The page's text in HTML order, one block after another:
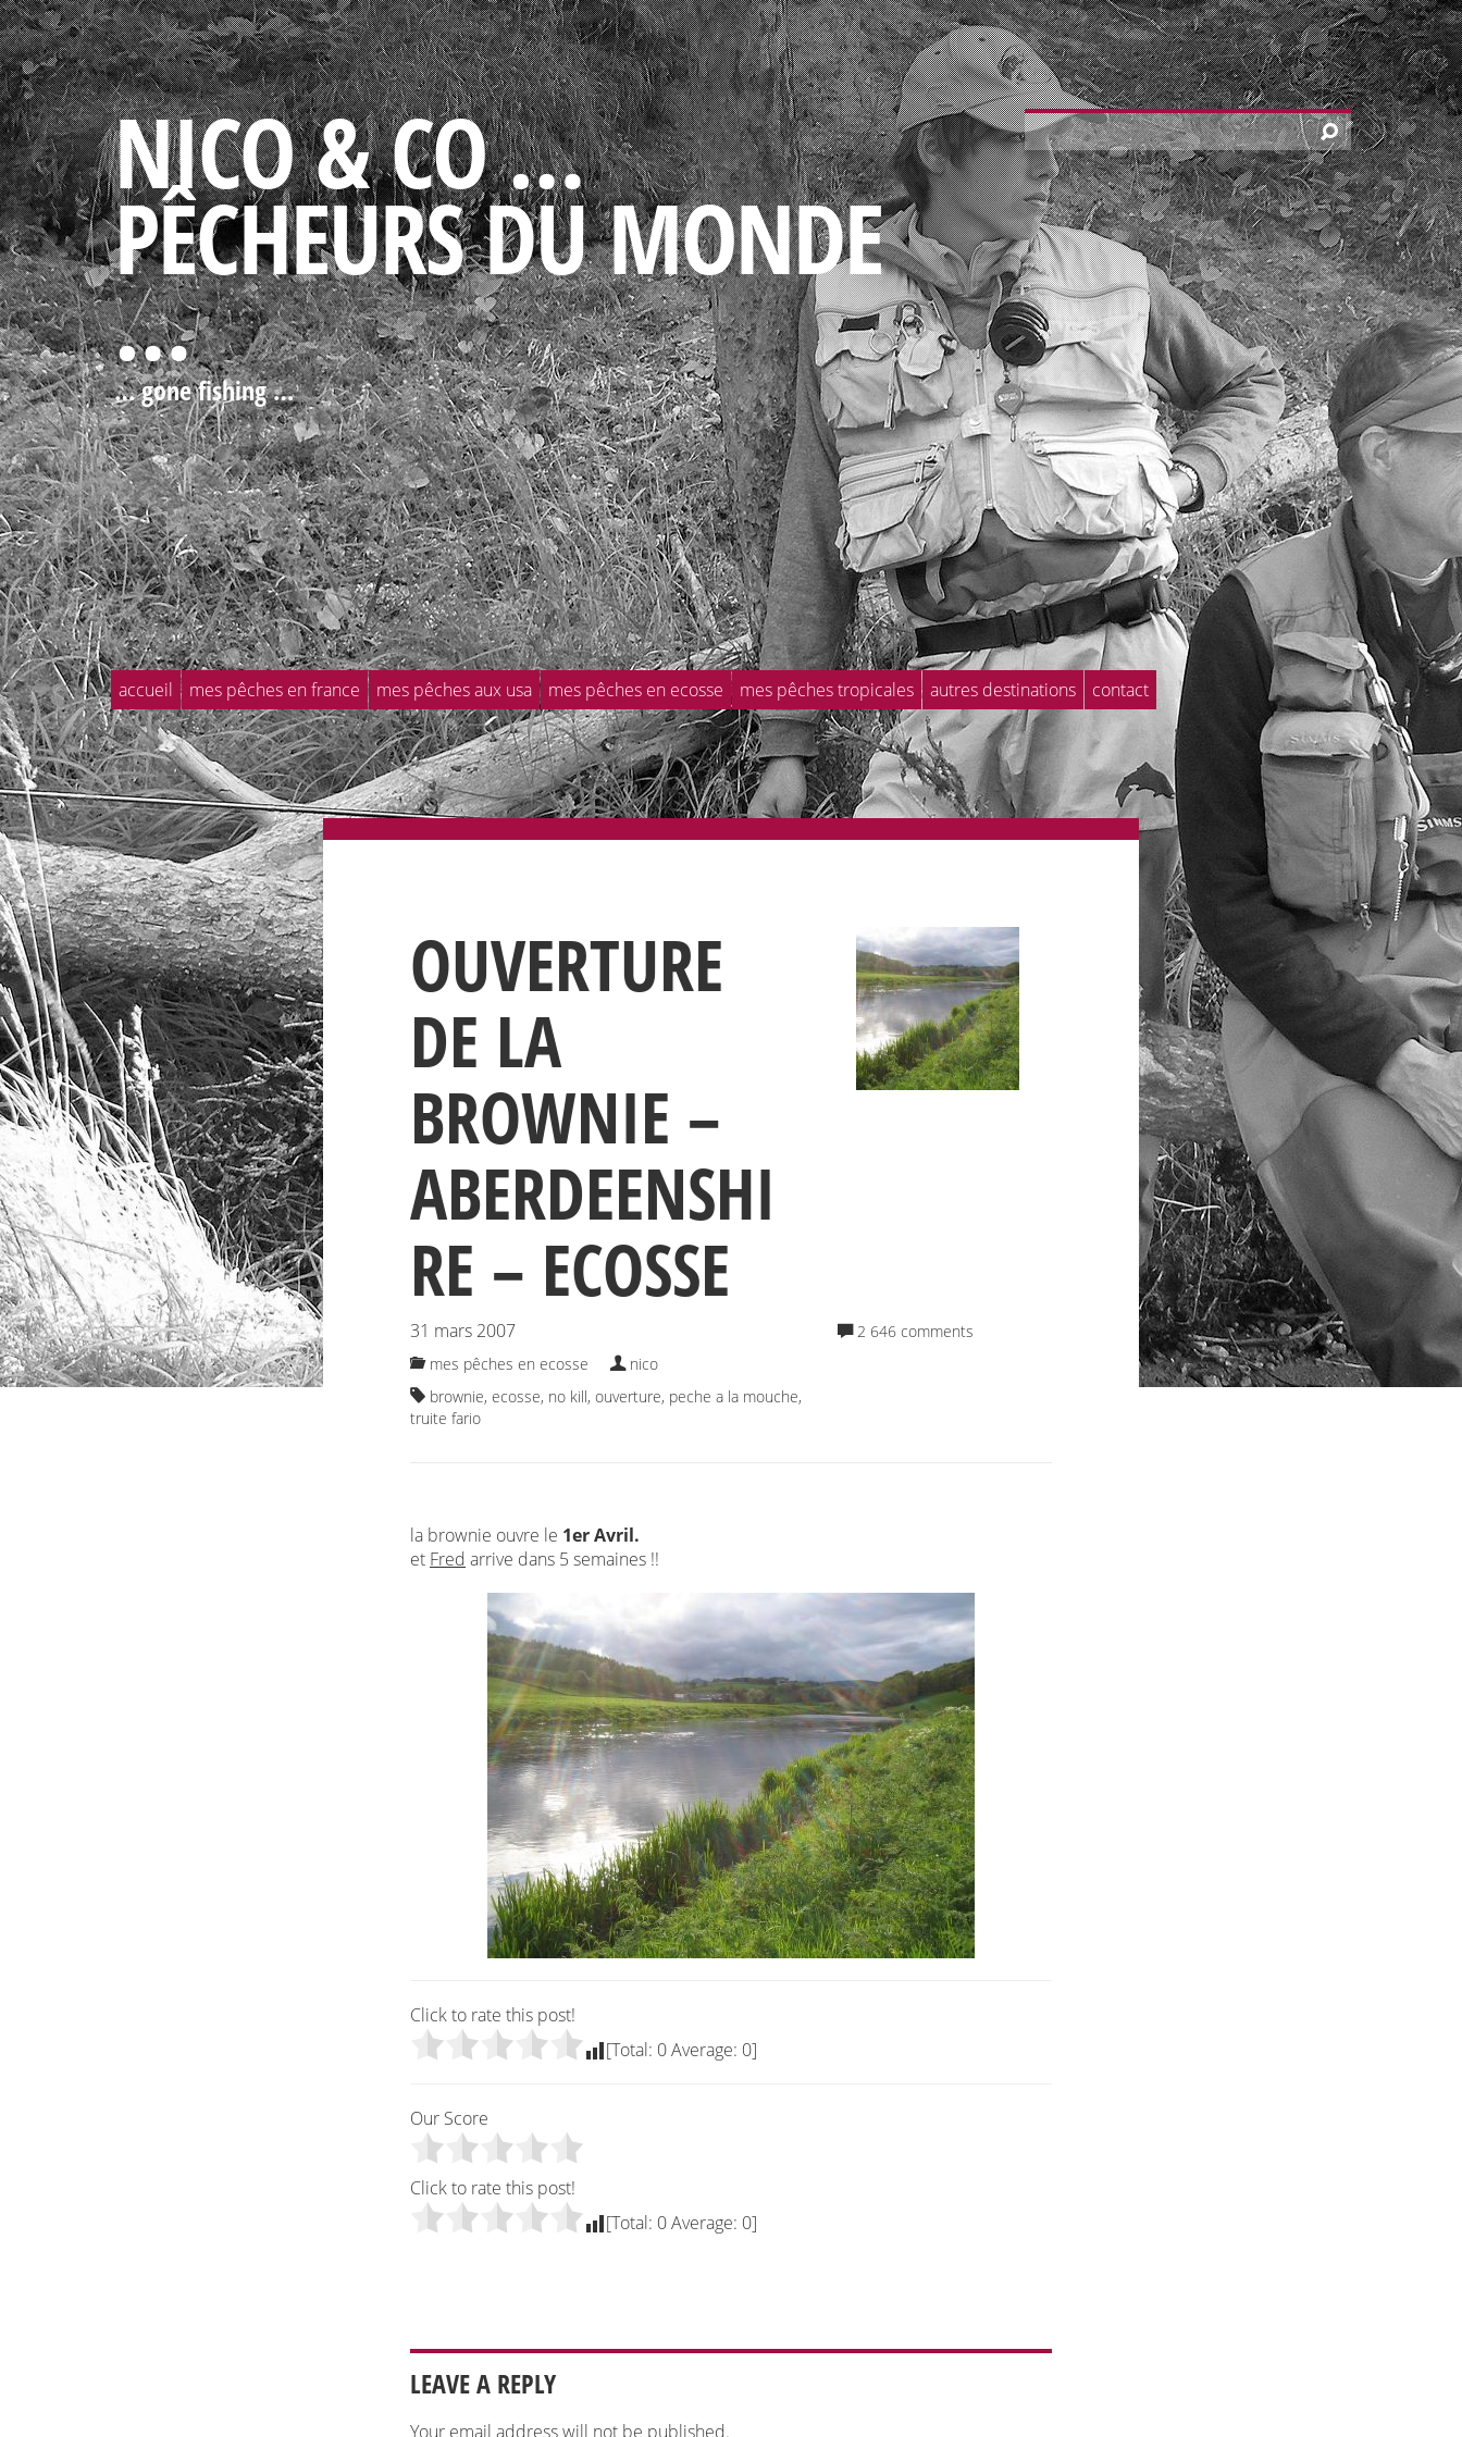
NICO & CO …
PÊCHEURS DU MONDE
…
… gone fishing …
accueil mes pêches en france mes pêches aux usa mes pêches en ecosse mes pêches tropicales autres destinations contact
OUVERTURE
DE LA
BROWNIE –
ABERDEENSHI
RE – ECOSSE
31 mars 2007
mes pêches en ecosse
nico
brownie, ecosse, no kill, ouverture, peche a la mouche,
truite fario
2 646 comments
la brownie ouvre le 1er Avril.
et Fred arrive dans 5 semaines !!
Click to rate this post!
[Total: 0Average: 0]
Our Score
Click to rate this post!
[Total: 0Average: 0]
LEAVE A REPLY
Your email address will not be published.